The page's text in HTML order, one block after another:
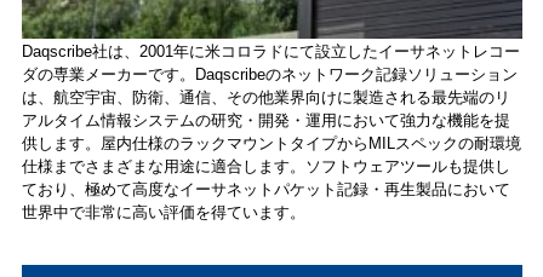
Daqscribe社は、2001年に米コロラドにて設立したイーサネットレコー
ダの専業メーカーです。Daqscribeのネットワーク記録ソリューション
は、航空宇宙、防衛、通信、その他業界向けに製造される最先端のリ
アルタイム情報システムの研究・開発・運用において強力な機能を提
供します。屋内仕様のラックマウントタイプからMILスペックの耐環境
仕様までさまざまな用途に適合します。ソフトウェアツールも提供し
ており、極めて高度なイーサネットパケット記録・再生製品において
世界中で非常に高い評価を得ています。